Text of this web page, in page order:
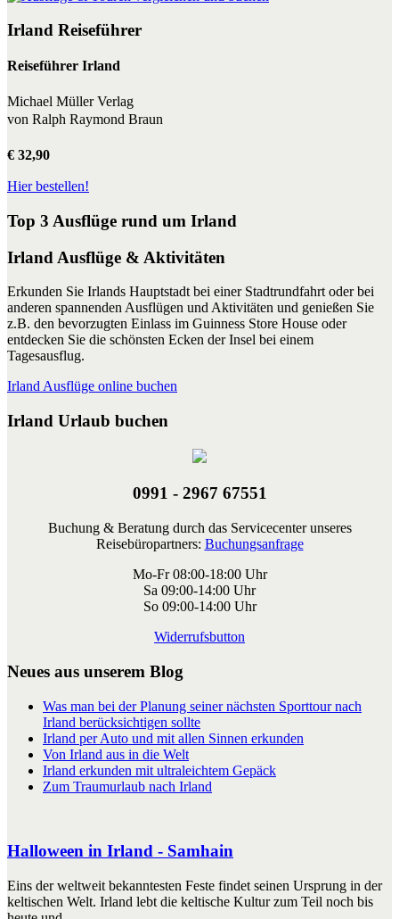
Irland Reiseführer
Reiseführer Irland
Michael Müller Verlag
von Ralph Raymond Braun
€ 32,90
Hier bestellen!
Top 3 Ausflüge rund um Irland
Irland Ausflüge & Aktivitäten
Erkunden Sie Irlands Hauptstadt bei einer Stadtrundfahrt oder bei
anderen spannenden Ausflügen und Aktivitäten und genießen Sie
z.B. den bevorzugten Einlass im Guinness Store House oder
entdecken Sie die schönsten Ecken der Insel bei einem
Tagesausflug.
Irland Ausflüge online buchen
Irland Urlaub buchen
0991 - 2967 67551
Buchung & Beratung durch das Servicecenter unseres
Reisebüropartners: Buchungsanfrage
Mo-Fr 08:00-18:00 Uhr
Sa 09:00-14:00 Uhr
So 09:00-14:00 Uhr
Widerrufsbutton
Neues aus unserem Blog
Was man bei der Planung seiner nächsten Sporttour nach
Irland berücksichtigen sollte
Irland per Auto und mit allen Sinnen erkunden
Von Irland aus in die Welt
Irland erkunden mit ultraleichtem Gepäck
Zum Traumurlaub nach Irland
Halloween in Irland - Samhain
Eins der weltweit bekanntesten Feste findet seinen Ursprung in der
keltischen Welt. Irland lebt die keltische Kultur zum Teil noch bis